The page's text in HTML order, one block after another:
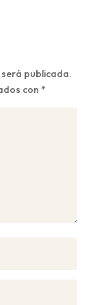
publicada.
con *